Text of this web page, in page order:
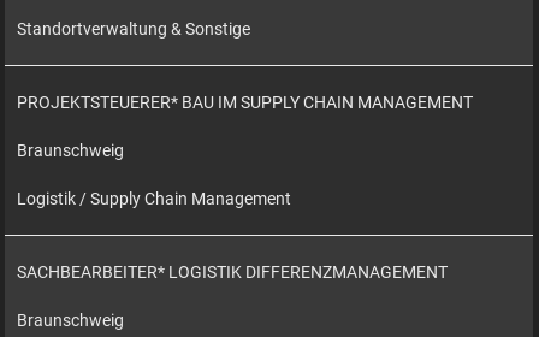
Standortverwaltung & Sonstige
PROJEKTSTEUERER* BAU IM SUPPLY CHAIN MANAGEMENT
Braunschweig
Logistik / Supply Chain Management
SACHBEARBEITER* LOGISTIK DIFFERENZMANAGEMENT
Braunschweig